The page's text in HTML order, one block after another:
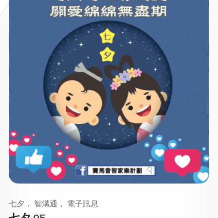
七夕， 智溝通， 電子訊息